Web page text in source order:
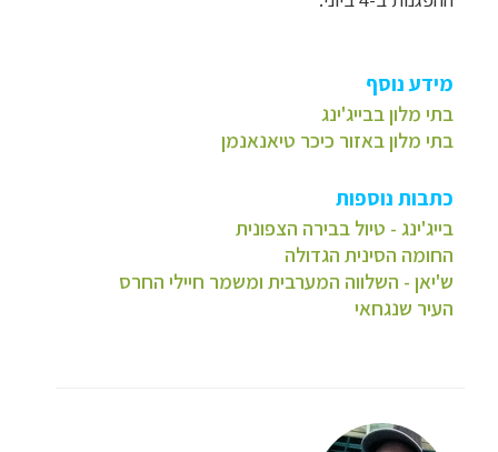
מידע נוסף
בתי מלון בבייג'ינג
בתי מלון באזור כיכר טיאנאנמן
כתבות נוספות
בייג'ינג - טיול בבירה הצפונית
החומה הסינית הגדולה
ש'יאן - השלווה המערבית ומשמר חיילי החרס
העיר שנגחאי